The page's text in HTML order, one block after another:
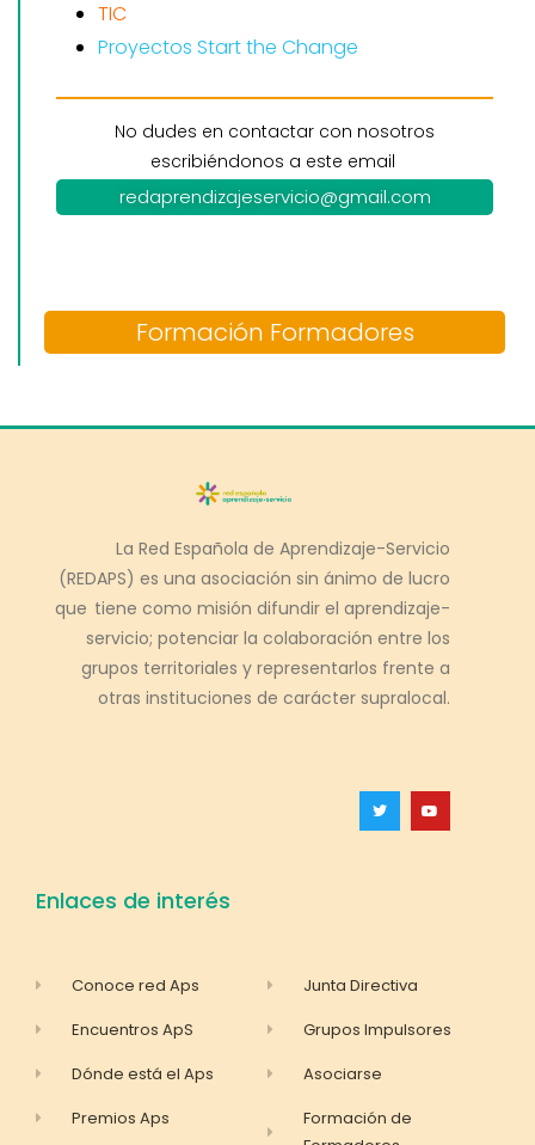
TIC
Proyectos Start the Change
No dudes en contactar con nosotros
escribiéndonos a este email
redaprendizajeservicio@gmail.com
Formación Formadores
La Red Española de Aprendizaje-Servicio
(REDAPS) es una asociación sin ánimo de lucro
que tiene como misión difundir el aprendizaje-
servicio; potenciar la colaboración entre los
grupos territoriales y representarlos frente a
otras instituciones de carácter supralocal.
Enlaces de interés
Conoce red Aps
Encuentros ApS
Dónde está el Aps
Premios Aps
Junta Directiva
Grupos Impulsores
Asociarse
Formación de